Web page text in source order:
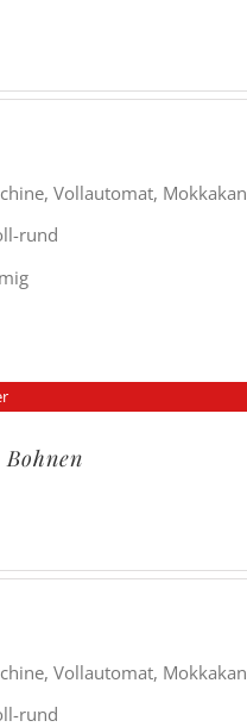
Vollautomat,
rund
Vollautomat,
rund